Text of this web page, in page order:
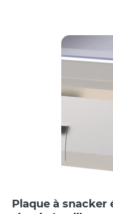
Plaque à